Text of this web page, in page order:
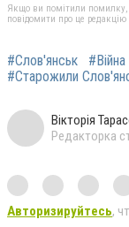
Якщо ви помітили помилку,
повідомити про це редакцію
#Слов'янськ #Війна
#Старожили
Вікторія
Редакторка
Авторизируйтесь,